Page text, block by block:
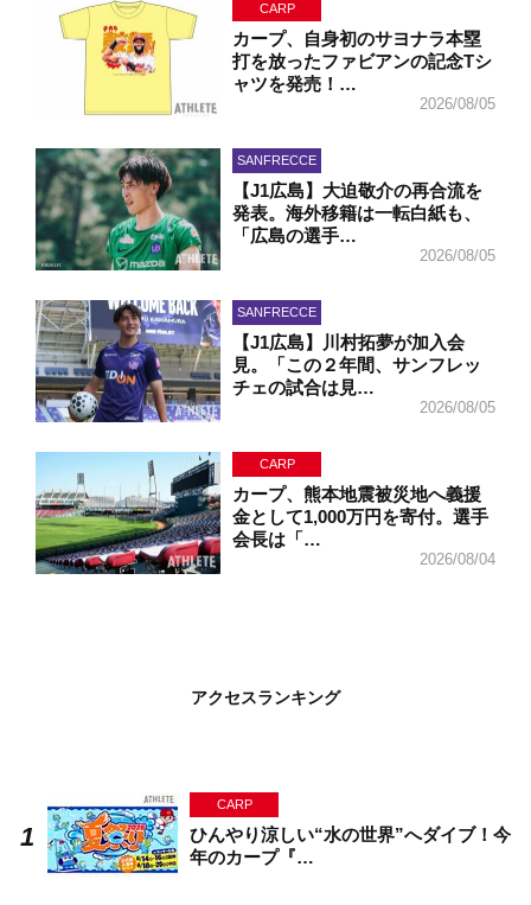
CARP
カープ、自身初のサヨナラ本塁
打を放ったファビアンの記念Tシ
ャツを発売！…
2026/08/05
SANFRECCE
【J1広島】大迫敬介の再合流を
発表。海外移籍は一転白紙も、
「広島の選手…
2026/08/05
SANFRECCE
【J1広島】川村拓夢が加入会
見。「この２年間、サンフレッ
チェの試合は見…
2026/08/05
CARP
カープ、熊本地震被災地へ義援
金として1,000万円を寄付。選手
会長は「…
2026/08/04
アクセスランキング
CARP
ひんやり涼しい“水の世界”へダイブ！今
年のカープ『…